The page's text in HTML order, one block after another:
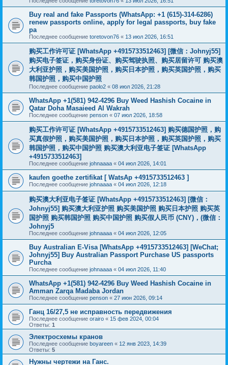
Buy real and fake Passports (WhatsApp: +1 (615)-314-6286)
renew passports online, apply for legal passports, buy fake
pa
Последнее сообщение toretovon76 « 13 июл 2026, 16:51
购买工作许可证 [WhatsApp +4915733512463] [微信：Johnyj55]
购买电子签证，购买身份证、购买驾驶执照、购买居留许可 购买澳
大利亚护照，购买美国护照，购买日本护照，购买英国护照，购买
韩国护照，购买中国护照
Последнее сообщение paolo2 « 08 июл 2026, 21:28
WhatsApp +1(581) 942-4296 Buy Weed Hashish Cocaine in
Qatar Doha Masaieed Al Wakrah
Последнее сообщение penson « 07 июл 2026, 18:58
购买工作许可证 [WhatsApp +4915733512463] 购买德国护照，购
买真假护照，购买美国护照，购买日本护照，购买英国护照，购买
韩国护照，购买中国护照 购买澳大利亚电子签证 [WhatsApp
+4915733512463]
Последнее сообщение johnaaaa « 04 июл 2026, 14:01
kaufen goethe zertifikat [ WatsAp +4915733512463 ]
Последнее сообщение johnaaaa « 04 июл 2026, 12:18
购买澳大利亚电子签证 [WhatsApp +4915733512463] [微信：
Johnyj55] 购买澳大利亚护照 购买美国护照 购买日本护照 购买英
国护照 购买韩国护照 购买中国护照 购买假人民币 (CNY)，(微信：
Johnyj5
Последнее сообщение johnaaaa « 04 июл 2026, 12:05
Buy Australian E-Visa [WhatsApp +4915733512463] [WeChat;
Johnyj55] Buy Australian Passport Purchase US passports
Purcha
Последнее сообщение johnaaaa « 04 июл 2026, 11:40
WhatsApp +1(581) 942-4296 Buy Weed Hashish Cocaine in
Amman Zarqa Madaba Jordan
Последнее сообщение penson « 27 июн 2026, 09:14
Ганц 16/27,5 не исправность передвижения
Последнее сообщение orairo « 15 фев 2024, 00:04
Ответы: 1
Электросхемы кранов
Последнее сообщение boyareen « 12 янв 2023, 14:39
Ответы: 5
Нужны чертежи на Ганс.